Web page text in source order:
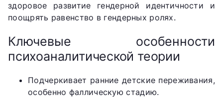
здоровое развитие гендерной идентичности и
поощрять равенство в гендерных ролях.
Ключевые особенности
психоаналитической теории
Подчеркивает ранние детские переживания,
особенно фаллическую стадию.